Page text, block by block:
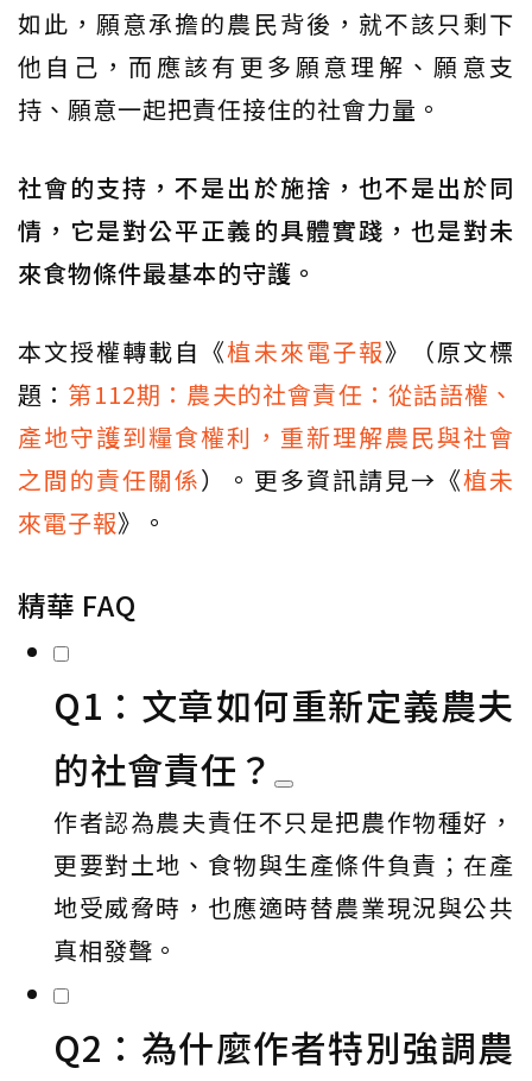
如此，願意承擔的農民背後，就不該只剩下
他自己，而應該有更多願意理解、願意支
持、願意一起把責任接住的社會力量。
社會的支持，不是出於施捨，也不是出於同
情，它是對公平正義的具體實踐，也是對未
來食物條件最基本的守護。
本文授權轉載自《植未來電子報》（原文標
題： 第112期：農夫的社會責任：從話語權、
產地守護到糧食權利，重新理解農民與社會
之間的責任關係）。更多資訊請見→《植未
來電子報》。
精華 FAQ
Q1：文章如何重新定義農夫
的社會責任？
作者認為農夫責任不只是把農作物種好，
更要對土地、食物與生產條件負責；在產
地受威脅時，也應適時替農業現況與公共
真相發聲。
Q2：為什麼作者特別強調農